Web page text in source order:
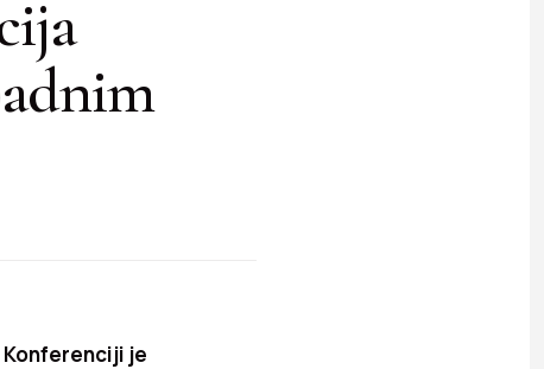
Konferenciji je